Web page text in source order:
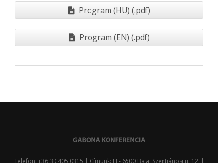
Program (HU) (.pdf)
Program (EN) (.pdf)
Telefon: +36 30 405 0315 | Címünk: H - 6500 Baja, Szentjánosi u. 12. |